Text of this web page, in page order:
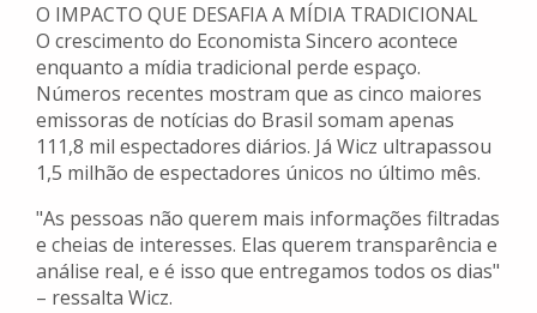
O IMPACTO QUE DESAFIA A MÍDIA TRADICIONAL
O crescimento do Economista Sincero acontece
enquanto a mídia tradicional perde espaço.
Números recentes mostram que as cinco maiores
emissoras de notícias do Brasil somam apenas
111,8 mil espectadores diários. Já Wicz ultrapassou
1,5 milhão de espectadores únicos no último mês.
"As pessoas não querem mais informações filtradas
e cheias de interesses. Elas querem transparência e
análise real, e é isso que entregamos todos os dias"
– ressalta Wicz.